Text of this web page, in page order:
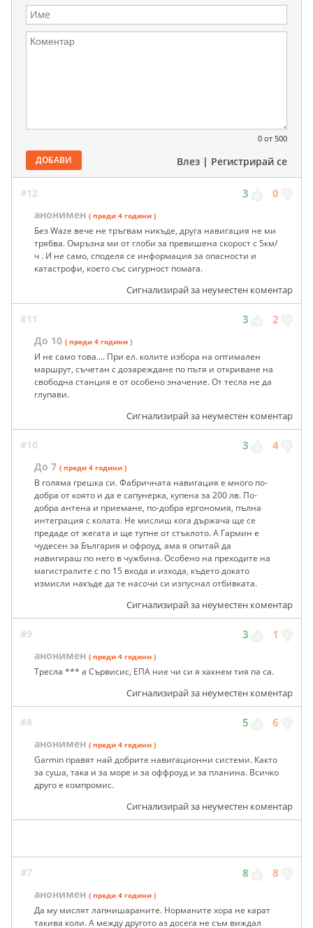
0 от 500
ДОБАВИ Влез | Регистрирай се
#12 3 0
анонимен ( преди 4 години )
Без Waze вече не тръгвам никъде, друга навигация не ми
трябва. Омръзна ми от глоби за превишена скорост с 5км/
ч . И не само, споделя се информация за опасности и
катастрофи, което със сигурност помага.
Сигнализирай за неуместен коментар
#11 3 2
До 10 ( преди 4 години )
И не само това.... При ел. колите избора на оптимален
маршрут, съчетан с дозареждане по пътя и откриване на
свободна станция е от особено значение. От тесла не да
глупави.
Сигнализирай за неуместен коментар
#10 3 4
До 7 ( преди 4 години )
В голяма грешка си. Фабричната навигация е много по-
добра от която и да е сапунерка, купена за 200 лв. По-
добра антена и приемане, по-добра ергономия, пълна
интеграция с колата. Не мислиш кога държача ще се
предаде от жегата и ще тупне от стъклото. А Гармин е
чудесен за България и офроуд, ама я опитай да
навигираш по него в чужбина. Особено на преходите на
магистралите с по 15 входа и изхода, където докато
измисли накъде да те насочи си изпуснал отбивката.
Сигнализирай за неуместен коментар
#9 3 1
анонимен ( преди 4 години )
Тресла *** а Сървисис, ЕПА ние чи си я хакнем тия па са.
Сигнализирай за неуместен коментар
#8 5 6
анонимен ( преди 4 години )
Garmin правят най добрите навигационни системи. Както
за суша, така и за море и за оффроуд и за планина. Всичко
друго е компромис.
Сигнализирай за неуместен коментар
#7 8 8
анонимен ( преди 4 години )
Да му мислят лапнишараните. Норманите хора не карат
такива коли. А между другото аз досега не съм виждал